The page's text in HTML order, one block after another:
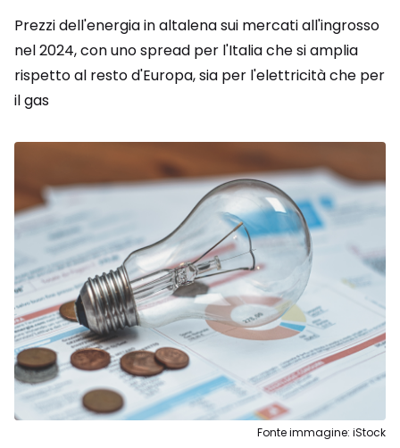
Prezzi dell'energia in altalena sui mercati all'ingrosso
nel 2024, con uno spread per l'Italia che si amplia
rispetto al resto d'Europa, sia per l'elettricità che per
il gas
Fonte immagine: iStock